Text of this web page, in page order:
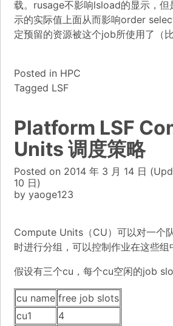
载。rusage不影响lsload的显示，但
示的实际值上面从而影响order
定预留的资源被这个job所使用了（
Posted in HPC
Tagged LSF
Platform LSF
Units 调度策略
Posted on 2014 年 3 月 14 日
10 日)
by yaoge123
Compute Units（CU）可以对一个
时进行分组，可以控制作业在这些组
假设有三个cu，每个cu空闲的job
cu name free job slots
cu1
4